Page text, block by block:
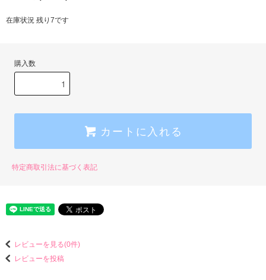
在庫状況 残り7です
購入数
カートに入れる
特定商取引法に基づく表記
レビューを見る(0件)
レビューを投稿